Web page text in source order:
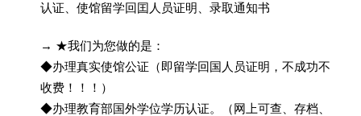
认证、使馆留学回囯人员证明、录取通知书
→ ★我们为您做的是：
◆办理真实使馆公证（即留学回国人员证明，不成功不
收费！！！）
◆办理教育部国外学位学历认证。（网上可查、存档、